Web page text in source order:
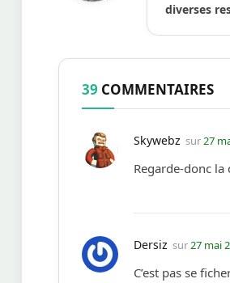
diverses
39 COMMENTAIRES
Skywebz sur 27
Regarde-donc la
Dersiz sur 27 mai
C’est pas se